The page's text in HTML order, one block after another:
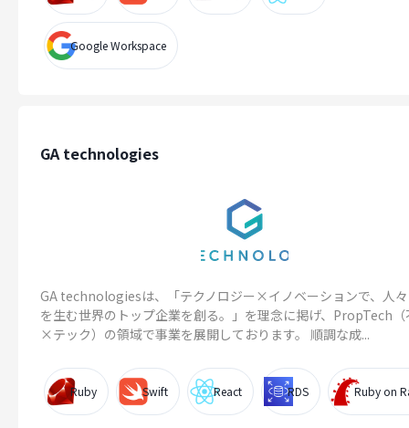
Google Workspace
GA technologies
GA technologiesは、「テクノロジー×イノベーションで、人
を生む世界のトップ企業を創る。」を理念に掲げ、PropTech（
×テック）の領域で事業を展開しております。 順調な成...
Ruby Swift React RDS Ruby on